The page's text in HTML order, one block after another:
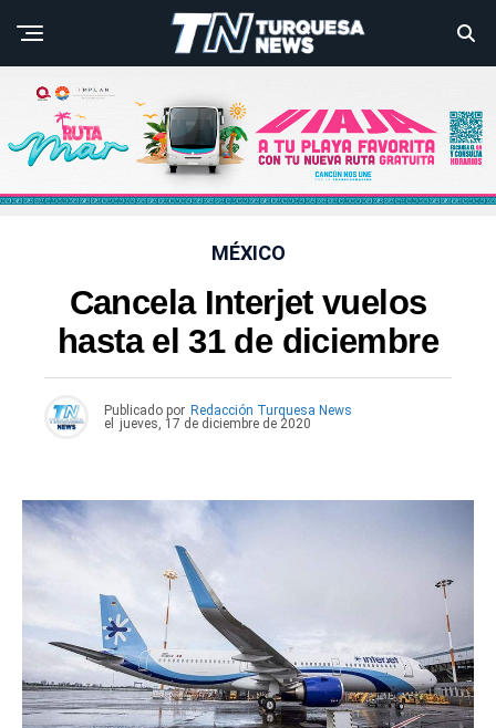
MÉXICO
Cancela Interjet vuelos
hasta el 31 de diciembre
Publicado por Redacción Turquesa News
el
jueves, 17 de diciembre de 2020